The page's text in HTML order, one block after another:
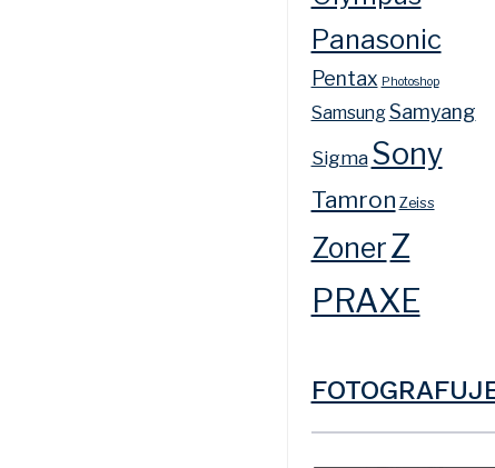
Panasonic
Pentax Photoshop
SamsungSamyang
Sigma Sony
Tamron Zeiss
ZonerZ
PRAXE